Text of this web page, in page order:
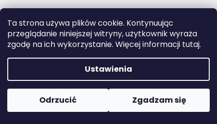
Ta strona używa plików cookie. Kontynuując
przeglądanie niniejszej witryny, użytkownik wyraża
zgodę na ich wykorzystanie. Więcej informacji tutaj.
Ustawienia
Odrzucić Zgadzam się
l
e
c
a
m
y
SERUM
WITAMINAMI
Opracował Shoptet
Copyright 2026Naturalzen. Wszystkie prawa
zastrzeżone.
Edytuj ustawienia plików cookie